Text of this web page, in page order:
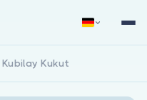
Anmelden
Kukut